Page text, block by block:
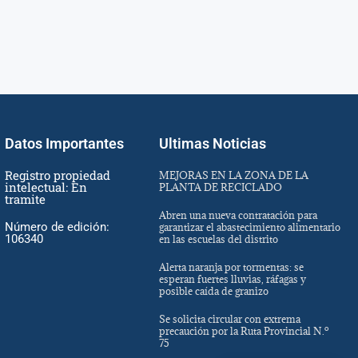
Datos Importantes
Registro propiedad
intelectual: En
tramite
Número de edición:
106340
Ultimas Noticias
MEJORAS EN LA ZONA DE LA
PLANTA DE RECICLADO
Abren una nueva contratación para
garantizar el abastecimiento alimentario
en las escuelas del distrito
Alerta naranja por tormentas: se
esperan fuertes lluvias, ráfagas y
posible caída de granizo
Se solicita circular con extrema
precaución por la Ruta Provincial N.º
75